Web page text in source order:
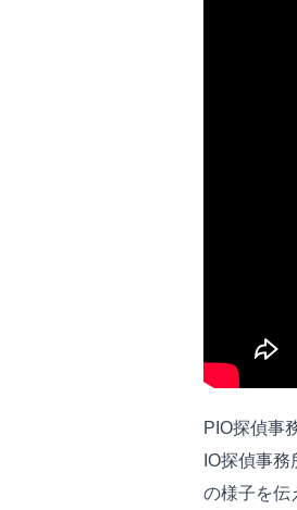
PIO探偵事
IO探偵事
の様子を伝